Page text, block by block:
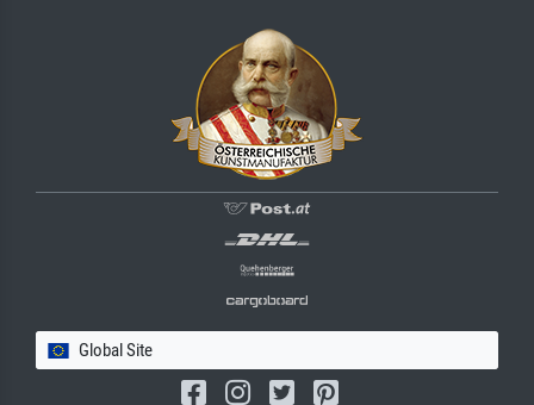
Global Site